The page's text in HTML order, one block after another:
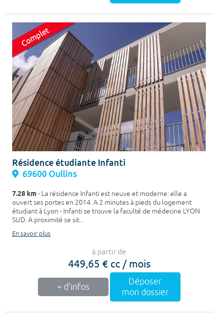
Résidence étudiante Infanti
69600 Oullins
7.28 km- La résidence Infanti est neuve et moderne: elle a
ouvert ses portes en 2014. A 2 minutes à pieds du logement
étudiant à Lyon - Infanti se trouve la faculté de médecine LYON
SUD. A proximité se sit...
En savoir plus
à partir de
449,65 € cc / mois
+ d'infos
Déposer
mon dossier